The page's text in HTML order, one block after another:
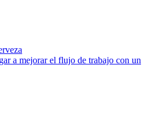
a mejorar el flujo de trabajo con un